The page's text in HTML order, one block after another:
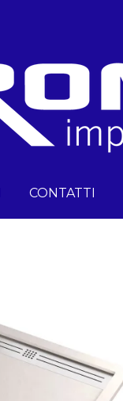
CONTATTI